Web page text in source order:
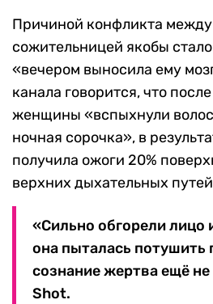
Причиной конфликта
сожительницей якобы стало
«вечером выносила ему
канала говорится, что
женщины «вспыхнули
ночная сорочка», в
получила ожоги 20%
верхних дыхательных
«Сильно обгорели лицо
она пыталась потушить
сознание жертва ещё
Shot.